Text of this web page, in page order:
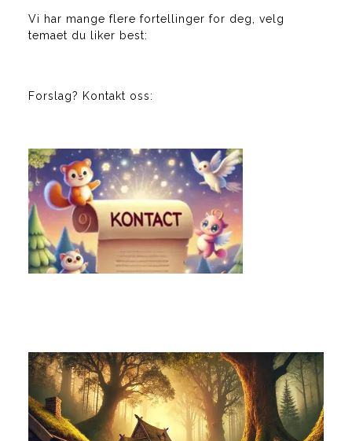
Vi har mange flere fortellinger for deg, velg
temaet du liker best:
Forslag? Kontakt oss: